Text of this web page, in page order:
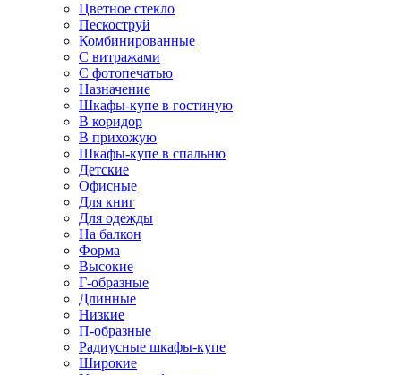
Цветное стекло
Пескоструй
Комбинированные
С витражами
С фотопечатью
Назначение
Шкафы-купе в гостиную
В коридор
В прихожую
Шкафы-купе в спальню
Детские
Офисные
Для книг
Для одежды
На балкон
Форма
Высокие
Г-образные
Длинные
Низкие
П-образные
Радиусные шкафы-купе
Широкие